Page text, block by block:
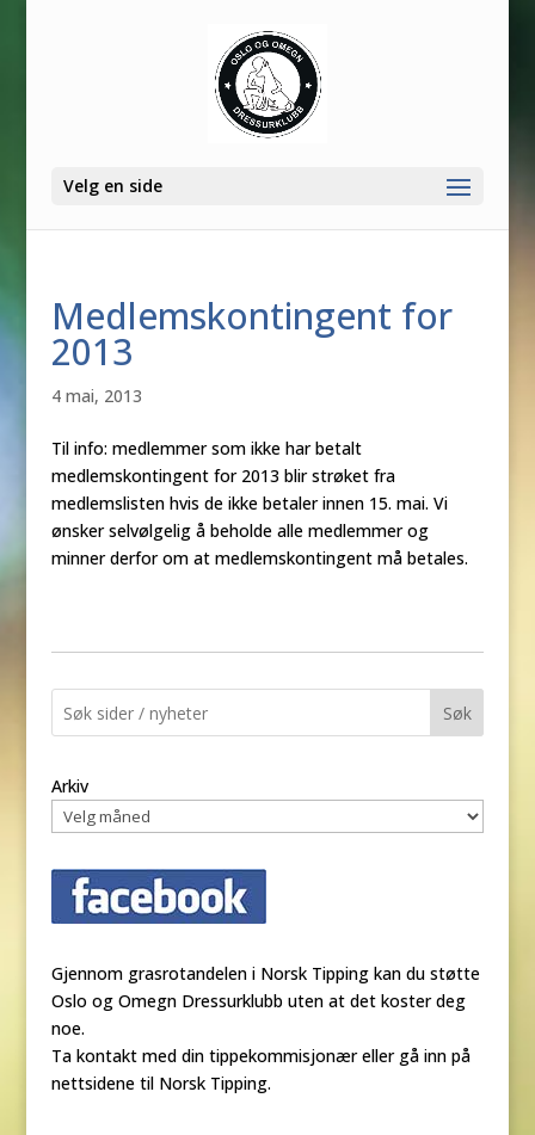
Velg en side
Medlemskontingent for
2013
4 mai, 2013
Til info: medlemmer som ikke har betalt
medlemskontingent for 2013 blir strøket fra
medlemslisten hvis de ikke betaler innen 15. mai. Vi
ønsker selvølgelig å beholde alle medlemmer og
minner derfor om at medlemskontingent må betales.
Søk
Arkiv
Gjennom grasrotandelen i Norsk Tipping kan du støtte
Oslo og Omegn Dressurklubb uten at det koster deg
noe.
Ta kontakt med din tippekommisjonær eller gå inn på
nettsidene til Norsk Tipping.